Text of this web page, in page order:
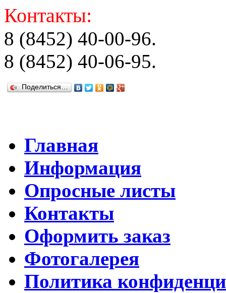
Контакты:
8 (8452) 40-00-96.
8 (8452) 40-06-95.
Поделиться…
Главная
Информация
Опросные листы
Контакты
Оформить заказ
Фотогалерея
Политика